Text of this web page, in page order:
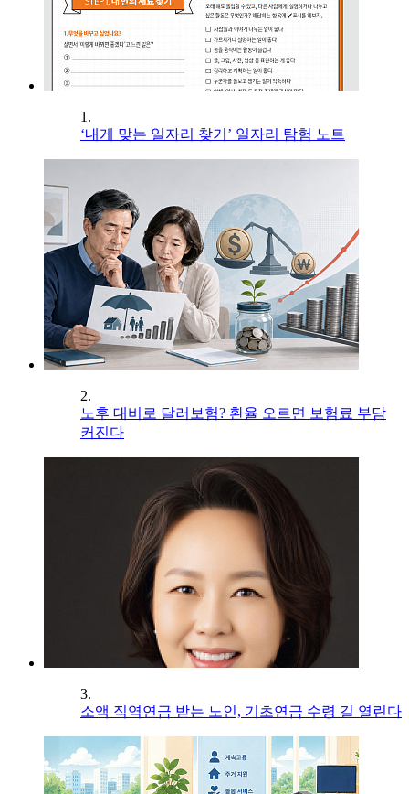
1.
‘내게 맞는 일자리 찾기’ 일자리 탐험 노트
2.
노후 대비로 달러보험? 환율 오르면 보험료 부담
커진다
3.
소액 직역연금 받는 노인, 기초연금 수령 길 열린다